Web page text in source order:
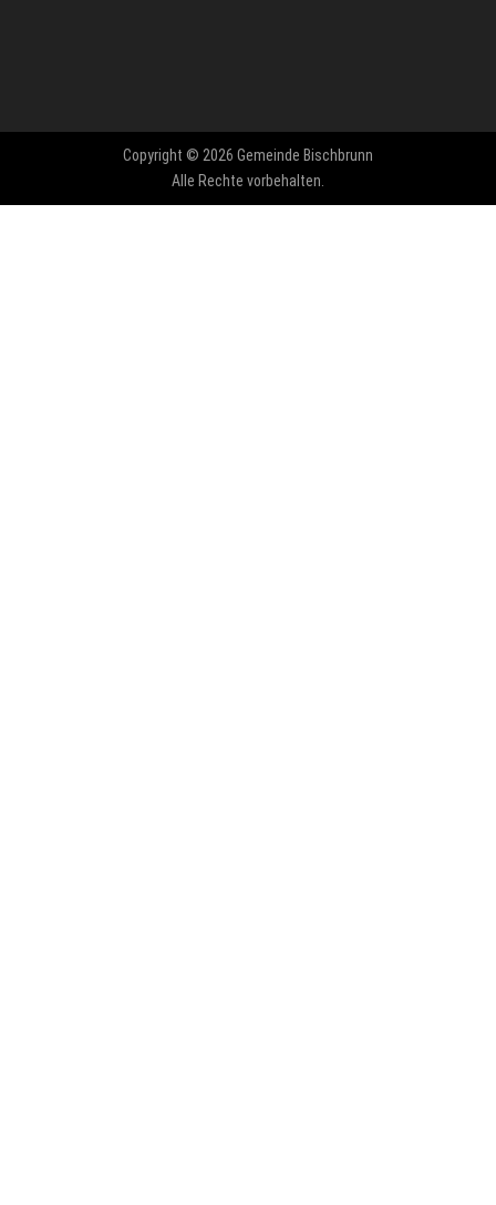
Copyright © 2026 Gemeinde Bischbrunn
Alle Rechte vorbehalten.